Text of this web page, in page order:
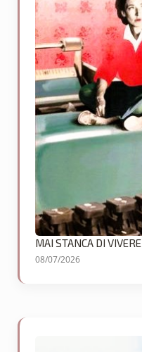
MAI STANCA DI VIVERE
08/07/2026